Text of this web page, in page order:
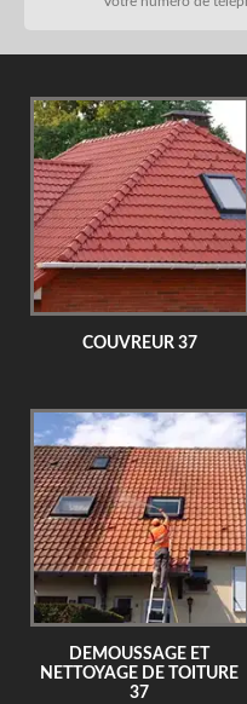
COUVREUR 37
DEMOUSSAGE ET
NETTOYAGE DE TOITURE
37